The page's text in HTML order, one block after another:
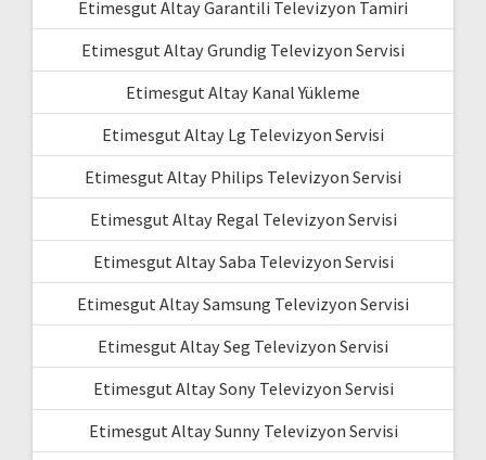
Etimesgut Altay Garantili Televizyon Tamiri
Etimesgut Altay Grundig Televizyon Servisi
Etimesgut Altay Kanal Yükleme
Etimesgut Altay Lg Televizyon Servisi
Etimesgut Altay Philips Televizyon Servisi
Etimesgut Altay Regal Televizyon Servisi
Etimesgut Altay Saba Televizyon Servisi
Etimesgut Altay Samsung Televizyon Servisi
Etimesgut Altay Seg Televizyon Servisi
Etimesgut Altay Sony Televizyon Servisi
Etimesgut Altay Sunny Televizyon Servisi